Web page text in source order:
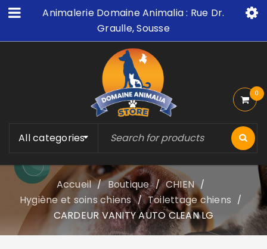
Animalerie Domaine Animalia : Rue Dr.
Graulle, Sousse
All categories
0
Accueil / Boutique / CHIEN /
Hygiène et soins chiens / Toilettage chiens /
CARDEUR VANITY AUTO CLEAN LG